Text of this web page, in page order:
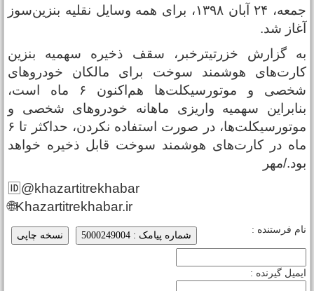
جمعه، ۲۴ آبان ۱۳۹۸، برای همه وسایل نقلیه بنزین‌سوز
شد.
گزارش خزرتیترخبر، سقف ذخیره سهمیه بنزین
هوشمند سوخت برای مالکان خودروهای
شخصی و موتورسیکلت‌ها هم‌اکنون ۶ ماه است،
سهمیه واریزی ماهانه خودروهای شخصی و
موتورسیکلت‌ها، در صورت استفاده نکردن، حداکثر تا ۶
در کارت‌های هوشمند سوخت قابل ذخیره خواهد
مهر
🆔@khazartitrekhabar
🌐Khazartitrekhabar.ir
نسخه چاپی شماره پیامک : 5000249004
فرستنده :
گیرنده :